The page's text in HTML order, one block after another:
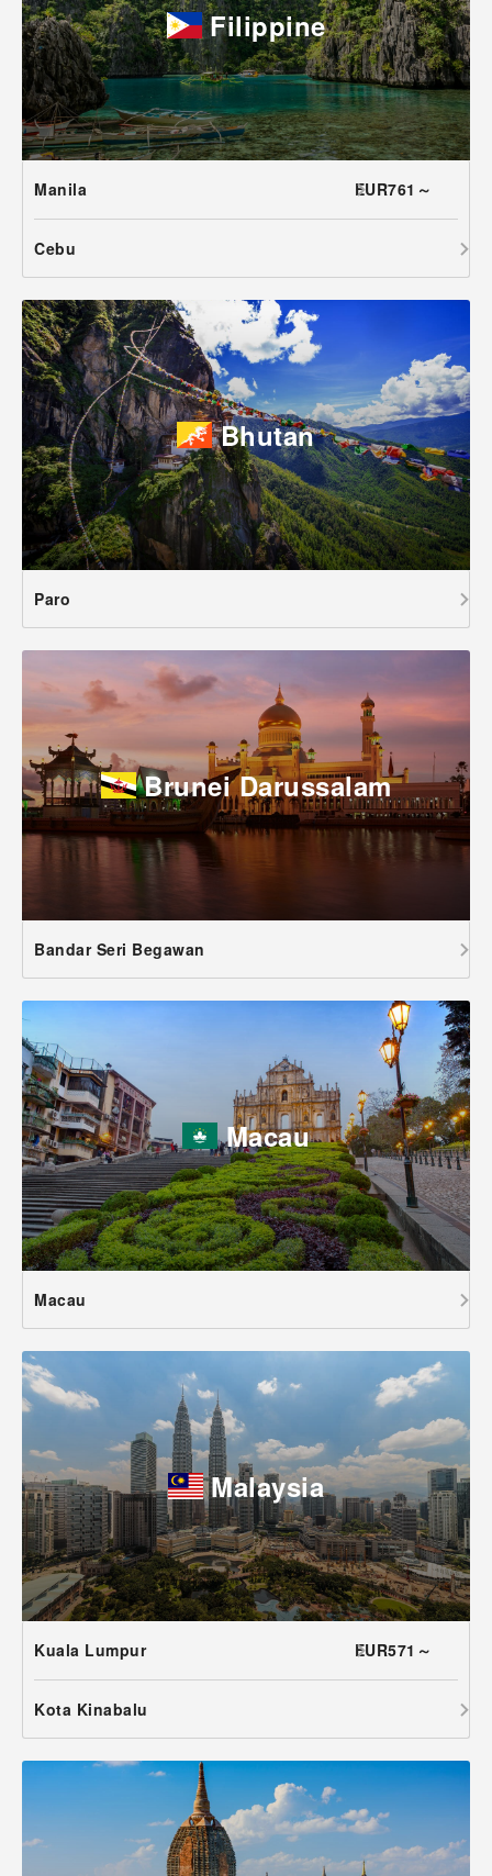
Filippine
Manila EUR761～
Cebu
Bhutan
Paro
Brunei Darussalam
Bandar Seri Begawan
Macau
Macau
Malaysia
Kuala Lumpur EUR571～
Kota Kinabalu